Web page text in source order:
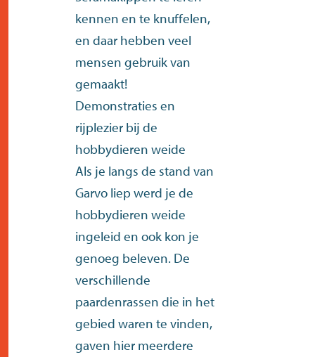
kennen en te knuffelen,
en daar hebben veel
mensen gebruik van
gemaakt!
Demonstraties en
rijplezier bij de
hobbydieren weide
Als je langs de stand van
Garvo liep werd je de
hobbydieren weide
ingeleid en ook kon je
genoeg beleven. De
verschillende
paardenrassen die in het
gebied waren te vinden,
gaven hier meerdere